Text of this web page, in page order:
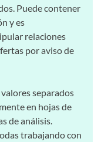
Puede contener
y es
relaciones
por aviso de
separados
en hojas de
de análisis.
trabajando con